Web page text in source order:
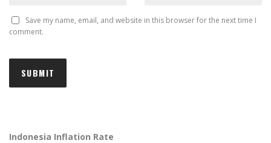
Save my name, email, and website in this browser for the next time I
comment.
Indonesia Inflation Rate